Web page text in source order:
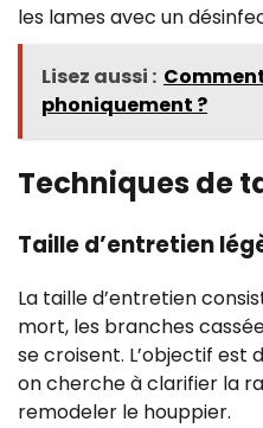
les lames avec un
Lisez aussi :
phoniquement ?
Techniques de
Taille d’entretien
La taille d’entretien
mort, les branches
se croisent. L’objectif est
on cherche à clarifier la
remodeler le houppier.